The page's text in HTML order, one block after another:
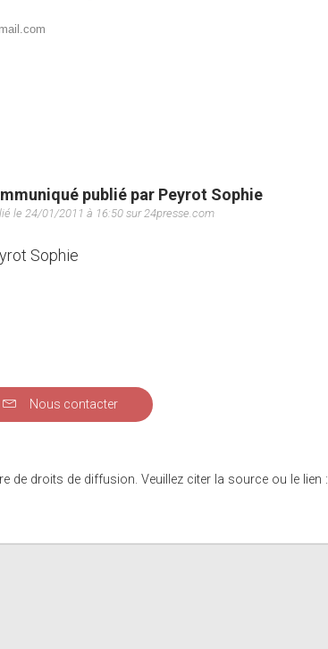
publié par Peyrot Sophie
le 24/01/2011 à 16:50 sur 24presse.com
Sophie
Nous contacter
de droits de diffusion. Veuillez citer la source ou le lien :